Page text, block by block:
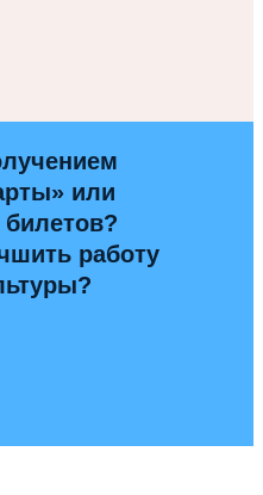
или
работу